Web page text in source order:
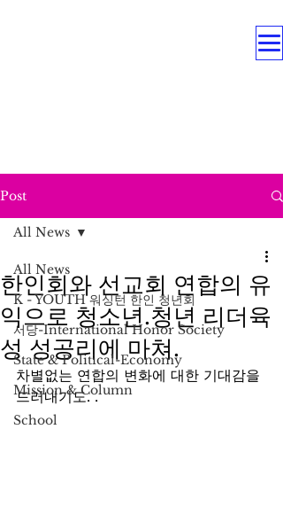
Post
All News
K - YOUTH 워싱턴 한인 청년회
서당-International Honor Society
State & Political-Economy
Mission & Column
School
All News
한인회와 선교회 연합의 유
익으로 청소년.청년 리더육
성 성공리에 마쳐.
차별없는 연합의 변화에 대한 기대감을
드러내기도. .